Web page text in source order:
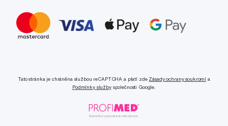
Tato stránka je chráněna službou reCAPTCHA a platí zde Zásady ochrany soukromí a
Podmínky službyspolečnosti Google.